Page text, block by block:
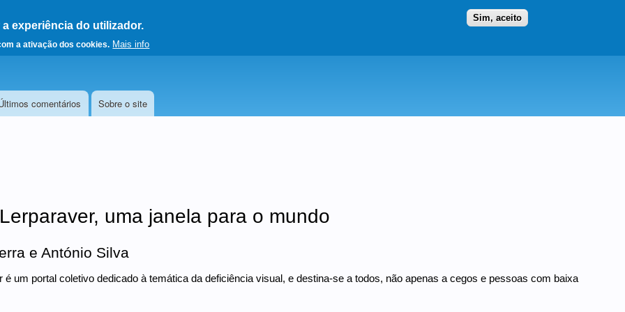
experiência do utilizador.
a ativação dos cookies. Mais info
Sim, aceito
Ir para o conteúdo
página principal
comentários Sobre o site
uma janela para o mundo
e António Silva
é um portal coletivo dedicado à temática da deficiência visual, e destina-se a todos, não apenas a cegos e pessoas com baixa